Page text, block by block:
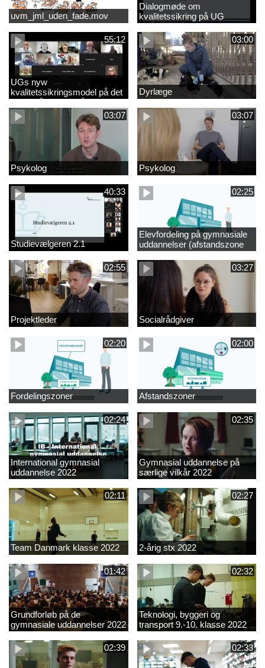
uvm_jml_uden_fade.mov
Dialogmøde om
kvalitetssikring på UG
55:12
UGs nyw
kvalitetssikringsmodel på det
videregående område
03:00
Dyrlæge
03:07
Psykolog
03:07
Psykolog
40:33
Studievælgeren 2.1
02:25
Elevfordeling på gymnasiale
uddannelser (afstandszone
redigeret)
02:55
Projektleder
03:27
Socialrådgiver
02:20
Fordelingszoner
02:00
Afstandszoner
02:24
International gymnasial
uddannelse 2022
02:35
Gymnasial uddannelse på
særlige vilkår 2022
02:11
Team Danmark klasse 2022
02:27
2-årig stx 2022
01:42
Grundforløb på de
gymnasiale uddannelser 2022
02:32
Teknologi, byggeri og
transport 9.-10. klasse 2022
02:39 02:33